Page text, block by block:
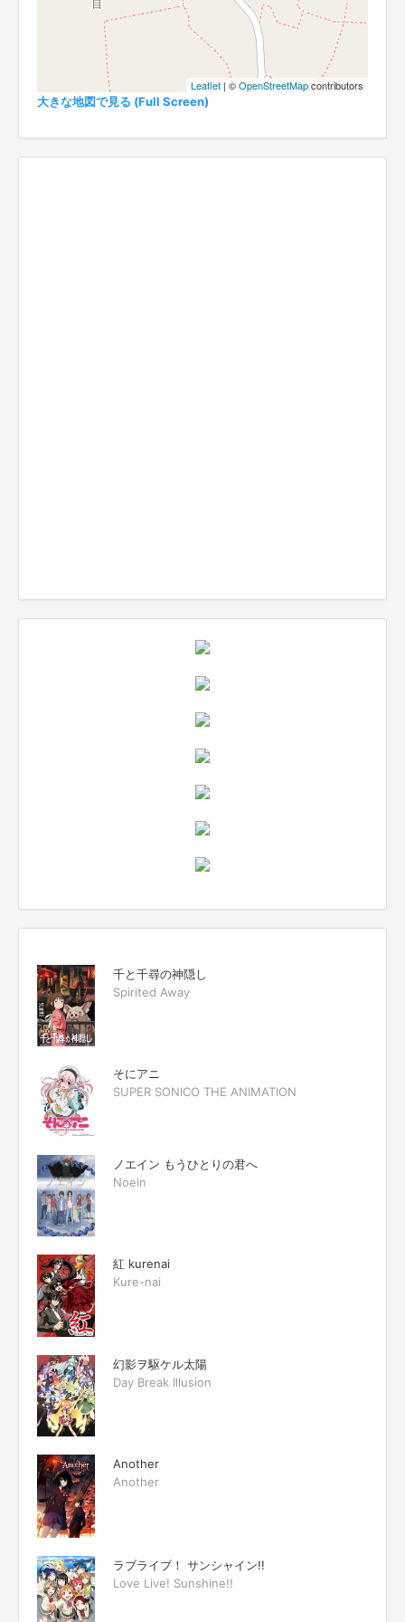
Leaflet | ©OpenStreetMapcontributors
大きな地図で見る (Full Screen)
千と千尋の神隠し
Spirited Away
そにアニ
SUPER SONICO THE ANIMATION
ノエイン もうひとりの君へ
Noein
紅 kurenai
Kure-nai
幻影ヲ駆ケル太陽
Day Break Illusion
Another
Another
ラブライブ！ サンシャイン!!
Love Live! Sunshine!!